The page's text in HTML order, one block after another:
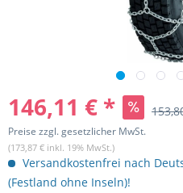
146,11 € *
Preise zzgl. gesetzlicher MwSt.
(173,87 € inkl. 19% MwSt.)
Versandkostenfrei nach
(Festland ohne Inseln)!